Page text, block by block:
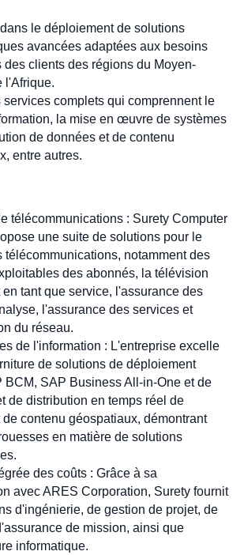
le déploiement de solutions
avancées adaptées aux besoins
des clients des régions du Moyen-
l'Afrique.
services complets qui comprennent le
la mise en œuvre de systèmes
de données et de contenu
entre autres.
télécommunications : Surety Computer
une suite de solutions pour le
télécommunications, notamment des
des abonnés, la télévision
en tant que service, l'assurance des
l'assurance des services et
du réseau.
de l'information : L'entreprise excelle
de solutions de déploiement
BCM, SAP Business All-in-One et de
de distribution en temps réel de
contenu géospatiaux, démontrant
en matière de solutions
des coûts : Grâce à sa
avec ARES Corporation, Surety fournit
d'ingénierie, de gestion de projet, de
de mission, ainsi que
informatique.